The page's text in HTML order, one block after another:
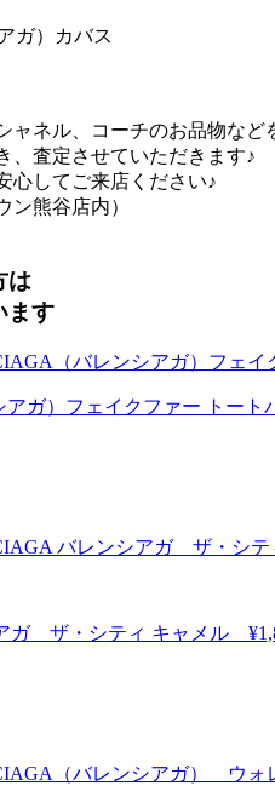
ガ）カバス
ャネル、コーチのお品物な
、査定させていただきます♪
心してご来店ください♪
ン熊谷店内）
は
ます
ガ）フェイクファー トート
ガ ザ・シティ キャメル